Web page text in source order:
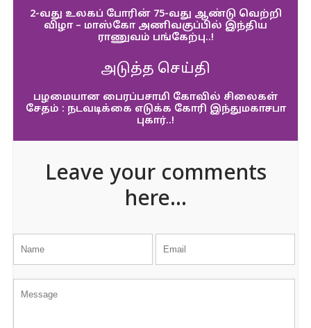
2-வது உலகப் போரின் 75-வது ஆண்டு வெற்றி
விழா – மாஸ்கோ அணிவகுப்பில் இந்திய
ராணுவம் பங்கேற்பு..!
அடுத்த செய்தி
பழமையான பைரப்பசாமி கோவில் சிலைகள்
சேதம் : நடவடிக்கை எடுக்க கோரி இந்துமகாசபா
புகார்..!
Leave your comments
here...